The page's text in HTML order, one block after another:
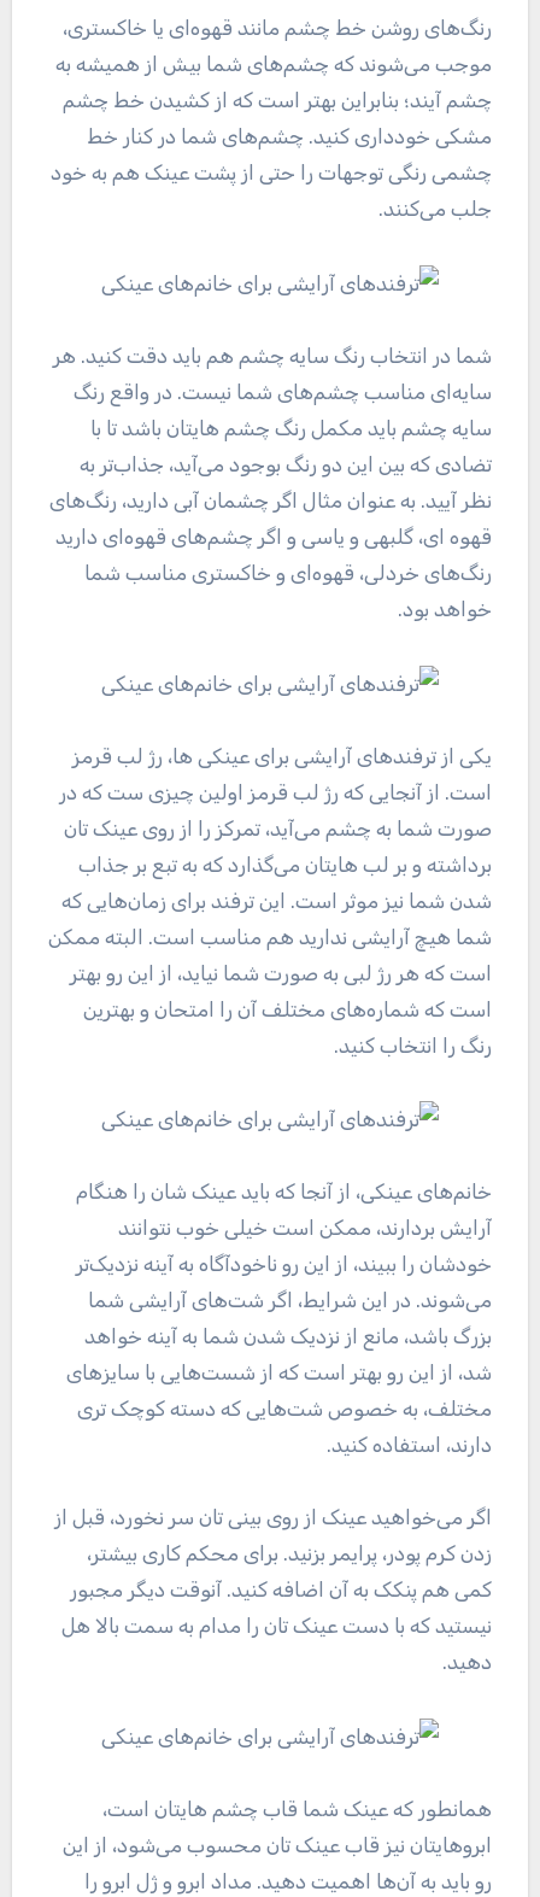
رنگ‌های روشن خط چشم مانند قهوه‌ای یا خاکستری،
موجب می‌شوند که چشم‌های شما بیش از همیشه به
چشم آیند؛ بنابراین بهتر است که از کشیدن خط چشم
مشکی خودداری کنید. چشم‌های شما در کنار خط
چشمی رنگی توجهات را حتی از پشت عینک هم به خود
جلب می‌کنند.
شما در انتخاب رنگ سایه چشم هم باید دقت کنید. هر
سایه‌ای مناسب چشم‌های شما نیست. در واقع رنگ
سایه چشم باید مکمل رنگ چشم هایتان باشد تا با
تضادی که بین این دو رنگ بوجود می‌آید، جذاب‌تر به
نظر آیید. به عنوان مثال اگر چشمان آبی دارید، رنگ‌های
قهوه ای، گلبهی و یاسی و اگر چشم‌های قهوه‌ای دارید
رنگ‌های خردلی، قهوه‌ای و خاکستری مناسب شما
خواهد بود.
یکی از ترفند‌های آرایشی برای عینکی ها، رژ لب قرمز
است. از آنجایی که رژ لب قرمز اولین چیزی ست که در
صورت شما به چشم می‌آید، تمرکز را از روی عینک تان
برداشته و بر لب هایتان می‌گذارد که به تبع بر جذاب
شدن شما نیز موثر است. این ترفند برای زمان‌هایی که
شما هیچ آرایشی ندارید هم مناسب است. البته ممکن
است که هر رژ لبی به صورت شما نیاید، از این رو بهتر
است که شماره‌های مختلف آن را امتحان و بهترین
رنگ را انتخاب کنید.
خانم‌های عینکی، از آنجا که باید عینک شان را هنگام
آرایش بردارند، ممکن است خیلی خوب نتوانند
خودشان را ببیند، از این رو ناخودآگاه به آینه نزدیک‌تر
می‌شوند. در این شرایط، اگر شت‌های آرایشی شما
بزرگ باشد، مانع از نزدیک شدن شما به آینه خواهد
شد، از این رو بهتر است که از شست‌هایی با سایز‌های
مختلف، به خصوص شت‌هایی که دسته کوچک تری
دارند، استفاده کنید.
اگر می‌خواهید عینک از روی بینی تان سر نخورد، قبل از
زدن کرم پودر، پرایمر بزنید. برای محکم کاری بیشتر،
کمی هم پنکک به آن اضافه کنید. آنوقت دیگر مجبور
نیستید که با دست عینک تان را مدام به سمت بالا هل
دهید.
همانطور که عینک شما قاب چشم هایتان است،
ابروهایتان نیز قاب عینک تان محسوب می‌شود، از این
رو باید به آن‌ها اهمیت دهید. مداد ابرو و ژل ابرو را